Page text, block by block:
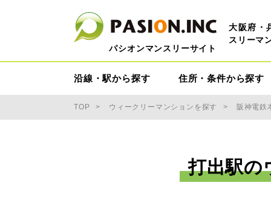
パシオンマンスリーサイト
大阪府・
スリーマ
沿線・駅から探す 住所・条件から探す
TOP ウィークリーマンションを探す 阪神電鉄
打出駅の